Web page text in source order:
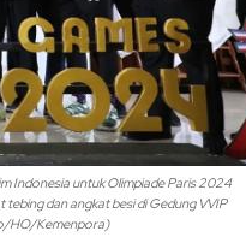
Indonesia untuk Olimpiade Paris 2024
dan angkat besi di Gedung VVIP
HO/Kemenpora)